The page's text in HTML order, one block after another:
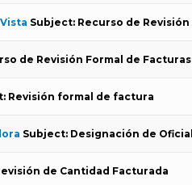
Subject: Recurso de
de Revisión Formal de Facturas
Revisión formal de factura
Subject: Designación de
de Cantidad Facturada